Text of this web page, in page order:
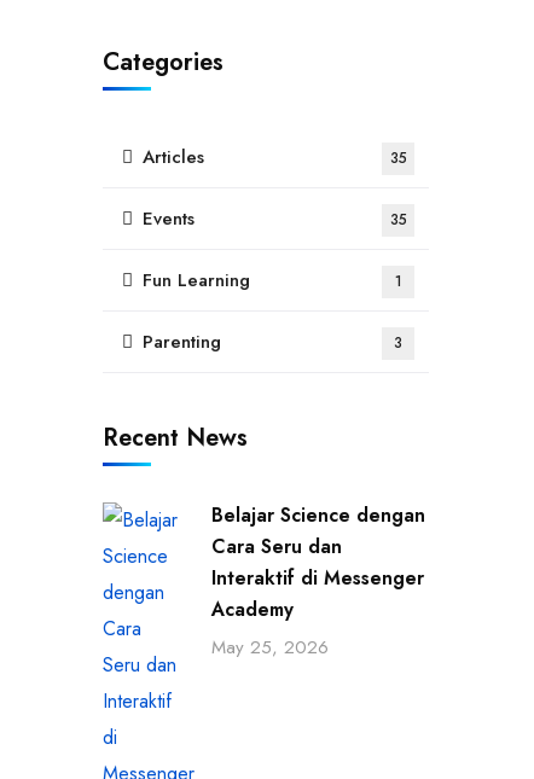
Categories
Articles 35
Events 35
Fun Learning 1
Parenting 3
Recent News
Belajar Science dengan
Cara Seru dan
Interaktif di Messenger
Academy
May 25, 2026